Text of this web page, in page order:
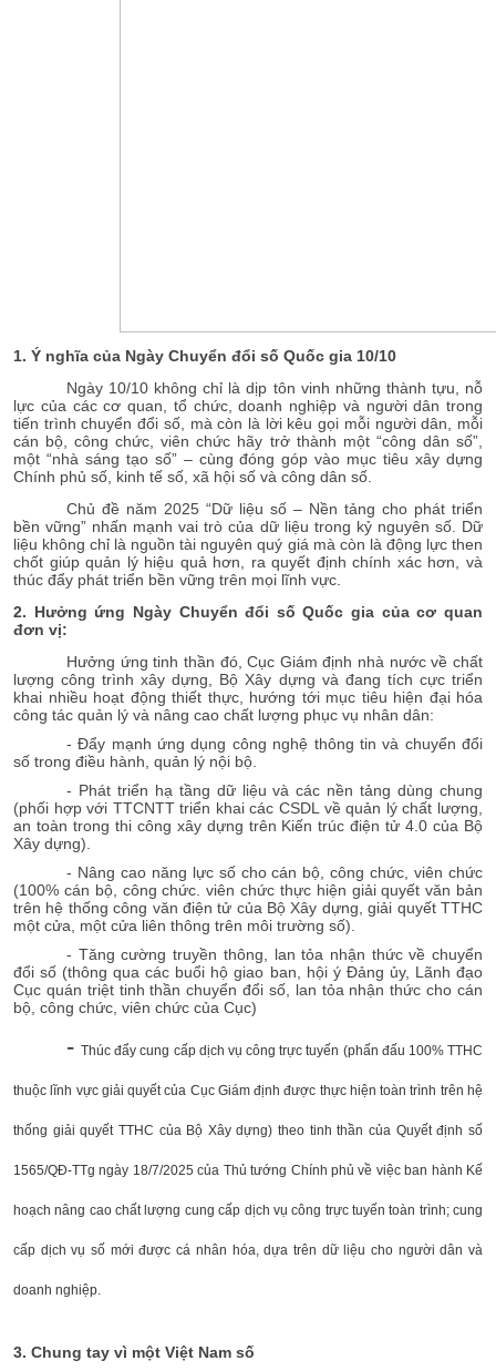
1. Ý nghĩa của Ngày Chuyển đổi số Quốc gia 10/10
Ngày 10/10 không chỉ là dịp tôn vinh những thành tựu, nỗ
lực của các cơ quan, tổ chức, doanh nghiệp và người dân trong
tiến trình chuyển đổi số, mà còn là lời kêu gọi mỗi người dân, mỗi
cán bộ, công chức, viên chức hãy trở thành một “công dân số”,
một “nhà sáng tạo số” – cùng đóng góp vào mục tiêu xây dựng
Chính phủ số, kinh tế số, xã hội số và công dân số.
Chủ đề năm 2025 “Dữ liệu số – Nền tảng cho phát triển
bền vững” nhấn mạnh vai trò của dữ liệu trong kỷ nguyên số. Dữ
liệu không chỉ là nguồn tài nguyên quý giá mà còn là động lực then
chốt giúp quản lý hiệu quả hơn, ra quyết định chính xác hơn, và
thúc đẩy phát triển bền vững trên mọi lĩnh vực.
2. Hưởng ứng Ngày Chuyển đổi số Quốc gia của cơ quan
đơn vị:
Hưởng ứng tinh thần đó, Cục Giám định nhà nước về chất
lượng công trình xây dựng, Bộ Xây dựng và đang tích cực triển
khai nhiều hoạt động thiết thực, hướng tới mục tiêu hiện đại hóa
công tác quản lý và nâng cao chất lượng phục vụ nhân dân:
- Đẩy mạnh ứng dụng công nghệ thông tin và chuyển đổi
số trong điều hành, quản lý nội bộ.
- Phát triển hạ tầng dữ liệu và các nền tảng dùng chung
(phối hợp với TTCNTT triển khai các CSDL về quản lý chất lượng,
an toàn trong thi công xây dựng trên Kiến trúc điện tử 4.0 của Bộ
Xây dựng).
- Nâng cao năng lực số cho cán bộ, công chức, viên chức
(100% cán bộ, công chức. viên chức thực hiện giải quyết văn bản
trên hệ thống công văn điện tử của Bộ Xây dựng, giải quyết TTHC
một cửa, một cửa liên thông trên môi trường số).
- Tăng cường truyền thông, lan tỏa nhận thức về chuyển
đổi số (thông qua các buổi hộ giao ban, hội ý Đảng ủy, Lãnh đạo
Cục quán triệt tinh thần chuyển đổi số, lan tỏa nhận thức cho cán
bộ, công chức, viên chức của Cục)
-Thúc đẩy cung cấp dịch vụ công trực tuyến (phấn đấu 100% TTHC
thuộc lĩnh vực giải quyết của Cục Giám định được thực hiện toàn trình trên hệ
thống giải quyết TTHC của Bộ Xây dựng) theo tinh thần của Quyết định số
1565/QĐ-TTg ngày 18/7/2025 của Thủ tướng Chính phủ về việc ban hành Kế
hoạch nâng cao chất lượng cung cấp dịch vụ công trực tuyến toàn trình; cung
cấp dịch vụ số mới được cá nhân hóa, dựa trên dữ liệu cho người dân và
doanh nghiệp.
3. Chung tay vì một Việt Nam số